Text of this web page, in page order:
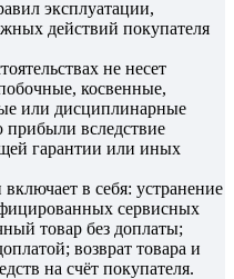
эксплуатации,
действий покупателя
не несет
косвенные,
или дисциплинарные
вследствие
гарантии или иных
в себя: устранение
сервисных
товар без доплаты;
возврат товара и
на счёт покупателя.